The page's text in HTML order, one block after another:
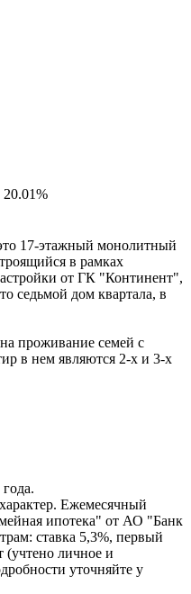
17-этажный монолитный
в рамках
от ГК "Континент",
седьмой дом квартала, в
проживание семей с
в нем являются 2-х и 3-х
Ежемесячный
ипотека" от АО "Банк
ставка 5,3%, первый
(учтено личное и
уточняйте у